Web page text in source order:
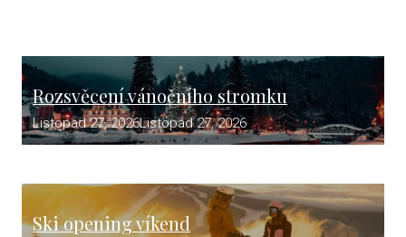
Rozsvěcení vánočního stromku
Listopad 27, 2026Listopad 27, 2026
Ski opening víkend